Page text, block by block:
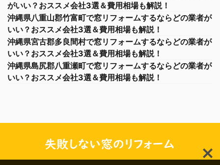
がいい？おススメ会社3選＆費用相場も解説！
沖縄県八重山郡竹富町で窓リフォームするならどの業者が
いい？おススメ会社3選＆費用相場も解説！
沖縄県宮古郡多良間村で窓リフォームするならどの業者が
いい？おススメ会社3選＆費用相場も解説！
沖縄県島尻郡八重瀬町で窓リフォームするならどの業者が
いい？おススメ会社3選＆費用相場も解説！